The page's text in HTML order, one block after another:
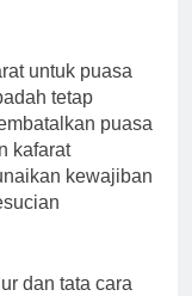
untuk puasa
tetap
puasa
kafarat
kewajiban
dan tata cara